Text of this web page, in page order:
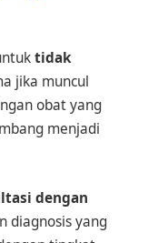
tidak
jika muncul
obat yang
menjadi
dengan
diagnosis yang